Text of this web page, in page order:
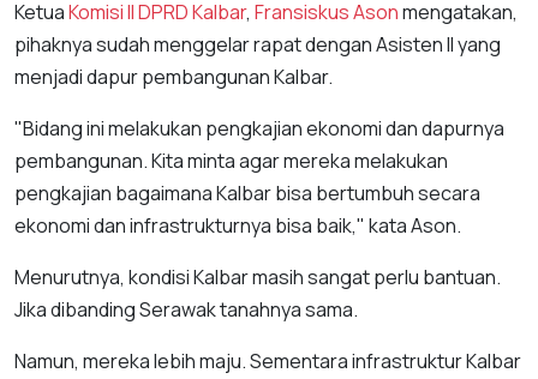
KetuaKomisi II DPRD Kalbar, Fransiskus Asonmengatakan,
pihaknya sudah menggelar rapat dengan Asisten II yang
menjadi dapur pembangunan Kalbar.
"Bidang ini melakukan pengkajian ekonomi dan dapurnya
pembangunan. Kita minta agar mereka melakukan
pengkajian bagaimana Kalbar bisa bertumbuh secara
ekonomi dan infrastrukturnya bisa baik," kata Ason.
Menurutnya, kondisi Kalbar masih sangat perlu bantuan.
Jika dibanding Serawak tanahnya sama.
Namun, mereka lebih maju. Sementara infrastruktur Kalbar